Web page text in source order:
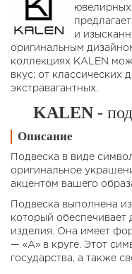
и
оригинальным
коллекциях KALEN
вкус: от классических
экстравагантных.
KALEN-
Описание
Подвеска в виде
оригинальное
акцентом вашего
Подвеска выполнена
который обеспечивает
изделия. Она имеет
— «А» в круге. Этот
государства, а также